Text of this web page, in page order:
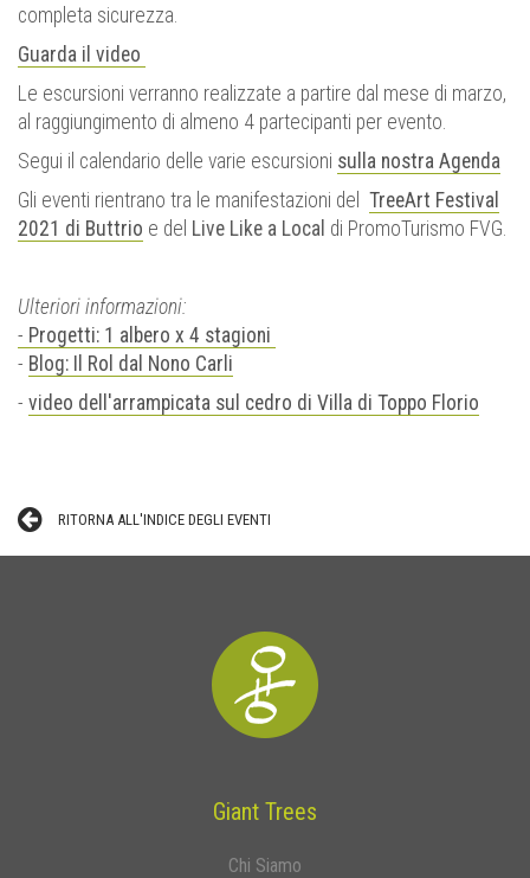
completa sicurezza.
Guarda il video
Le escursioni verranno realizzate a partire dal mese di marzo,
al raggiungimento di almeno 4 partecipanti per evento.
Segui il calendario delle varie escursioni sulla nostra Agenda
Gli eventi rientrano tra le manifestazioni del TreeArt Festival
2021 di Buttrio e del Live Like a Local di PromoTurismo FVG.
Ulteriori informazioni:
- Progetti: 1 albero x 4 stagioni
- Blog: Il Rol dal Nono Carli
- video dell'arrampicata sul cedro di Villa di Toppo Florio
RITORNA ALL'INDICE DEGLI EVENTI
Giant Trees
Chi Siamo